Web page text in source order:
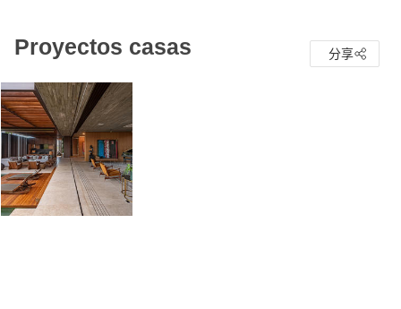
Proyectos casas 分享